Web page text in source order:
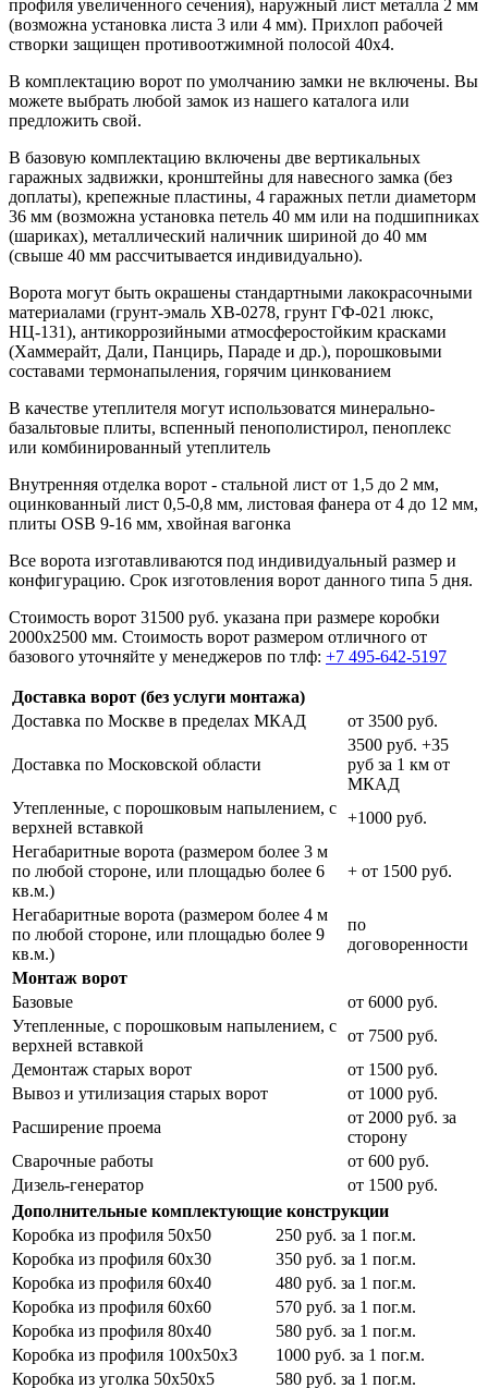
профиля увеличенного сечения), наружный лист металла 2 мм
(возможна установка листа 3 или 4 мм). Прихлоп рабочей
створки защищен противоотжимной полосой 40х4.
В комплектацию ворот по умолчанию замки не включены. Вы
можете выбрать любой замок из нашего каталога или
предложить свой.
В базовую комплектацию включены две вертикальных
гаражных задвижки, кронштейны для навесного замка (без
доплаты), крепежные пластины, 4 гаражных петли диаметорм
36 мм (возможна установка петель 40 мм или на подшипниках
(шариках), металлический наличник шириной до 40 мм
(свыше 40 мм рассчитывается индивидуально).
Ворота могут быть окрашены стандартными лакокрасочными
материалами (грунт-эмаль ХВ-0278, грунт ГФ-021 люкс,
НЦ-131), антикоррозийными атмосферостойким красками
(Хаммерайт, Дали, Панцирь, Параде и др.), порошковыми
составами термонапыления, горячим цинкованием
В качестве утеплителя могут использоватся минерально-
базальтовые плиты, вспенный пенополистирол, пеноплекс
или комбинированный утеплитель
Внутренняя отделка ворот - стальной лист от 1,5 до 2 мм,
оцинкованный лист 0,5-0,8 мм, листовая фанера от 4 до 12 мм,
плиты OSB 9-16 мм, хвойная вагонка
Все ворота изготавливаются под индивидуальный размер и
конфигурацию. Срок изготовления ворот данного типа 5 дня.
Стоимость ворот 31500 руб. указана при размере коробки
2000х2500 мм. Стоимость ворот размером отличного от
базового уточняйте у менеджеров по тлф: +7 495-642-5197
Доставка ворот (без услуги монтажа)
Доставка по Москве в пределах МКАД
от 3500 руб.
Доставка по Московской области
3500 руб. +35
руб за 1 км от
МКАД
Утепленные, с порошковым напылением, с
верхней вставкой
+1000 руб.
Негабаритные ворота (размером более 3 м
по любой стороне, или площадью более 6
кв.м.)
+ от 1500 руб.
Негабаритные ворота (размером более 4 м
по любой стороне, или площадью более 9
кв.м.)
по
договоренности
Монтаж ворот
Базовые
от 6000 руб.
Утепленные, с порошковым напылением, с
верхней вставкой
от 7500 руб.
Демонтаж старых ворот
от 1500 руб.
Вывоз и утилизация старых ворот
от 1000 руб.
Расширение проема
от 2000 руб. за
сторону
Сварочные работы
от 600 руб.
Дизель-генератор
от 1500 руб.
Дополнительные комплектующие конструкции
Коробка из профиля 50х50
250 руб. за 1 пог.м.
Коробка из профиля 60х30
350 руб. за 1 пог.м.
Коробка из профиля 60х40
480 руб. за 1 пог.м.
Коробка из профиля 60х60
570 руб. за 1 пог.м.
Коробка из профиля 80х40
580 руб. за 1 пог.м.
Коробка из профиля 100х50х3
1000 руб. за 1 пог.м.
Коробка из уголка 50х50х5
580 руб. за 1 пог.м.